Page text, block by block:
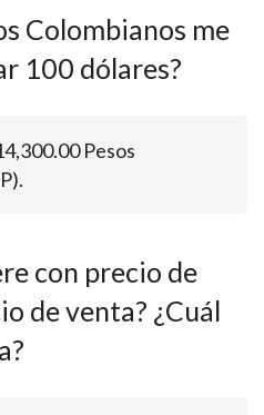
Colombianos me
100 dólares?
Pesos
con precio de
de venta? ¿Cuál